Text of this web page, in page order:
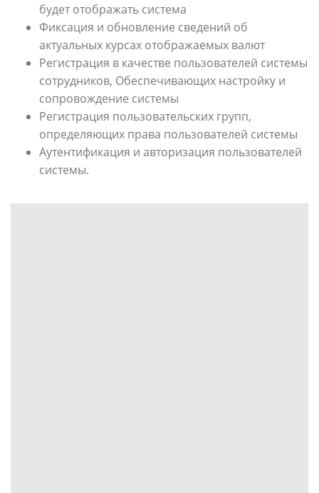
будет отображать система
Фиксация и обновление сведений об
актуальных курсах отображаемых валют
Регистрация в качестве пользователей системы
сотрудников, Обеспечивающих настройку и
сопровождение системы
Регистрация пользовательских групп,
определяющих права пользователей системы
Аутентификация и авторизация пользователей
системы.